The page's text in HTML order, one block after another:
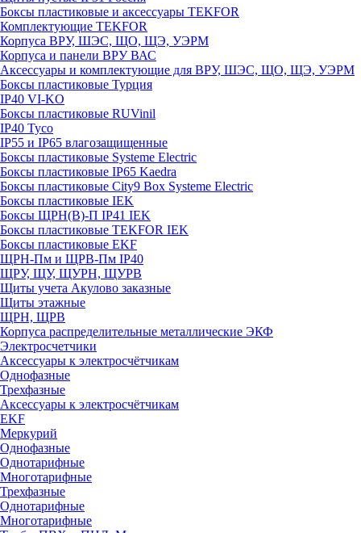
Боксы пластиковые и аксессуары TEKFOR
Комплектующие TEKFOR
Корпуса ВРУ, ШЭС, ЩО, ЩЭ, УЭРМ
Корпуса и панели ВРУ ВАС
Аксессуары и комплектующие для ВРУ, ШЭС, ЩО, ЩЭ, УЭРМ
Боксы пластиковые Турция
IP40 VI-KO
Боксы пластиковые RUVinil
IP40 Тусо
IP55 и IP65 влагозащищенные
Боксы пластиковые Systeme Electric
Боксы пластиковые IP65 Kaedra
Боксы пластиковые City9 Box Systeme Electric
Боксы пластиковые IEK
Боксы ЩРН(В)-П IP41 IEK
Боксы пластиковые TEKFOR IEK
Боксы пластиковые EKF
ЩРН-Пм и ЩРВ-Пм IP40
ЩРУ, ЩУ, ЩУРН, ЩУРВ
Щиты учета Акулово заказные
Щиты этажные
ЩРН, ЩРВ
Корпуса распределительные металлические ЭКФ
Электросчетчики
Аксессуары к электросчётчикам
Однофазные
Трехфазные
Аксессуары к электросчётчикам
EKF
Меркурий
Однофазные
Однотарифные
Многотарифные
Трехфазные
Однотарифные
Многотарифные